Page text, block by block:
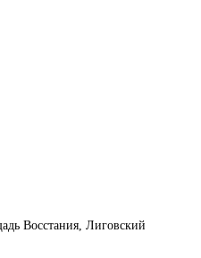
Восстания, Лиговский